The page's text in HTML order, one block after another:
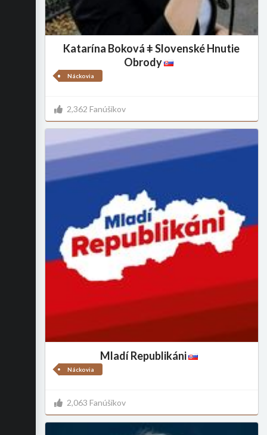
Katarína Boková ǂ Slovenské Hnutie
Obrody
Náckovia
2,362 Fanúšikov
Mladí Republikáni
Náckovia
2,063 Fanúšikov